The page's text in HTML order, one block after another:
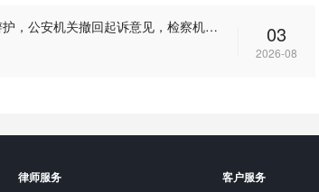
纪某涉嫌侵犯著作权罪一案，上海市捷华律师事务所解文清律师为其辩护，公安机关撤回起诉意见，检察机关解除取保候审 03
2026-08
律师服务 客户服务